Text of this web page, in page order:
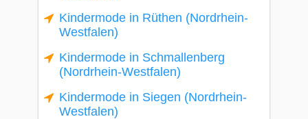
Kindermode in Rüthen (Nordrhein-
Westfalen)
Kindermode in Schmallenberg
(Nordrhein-Westfalen)
Kindermode in Siegen (Nordrhein-
Westfalen)